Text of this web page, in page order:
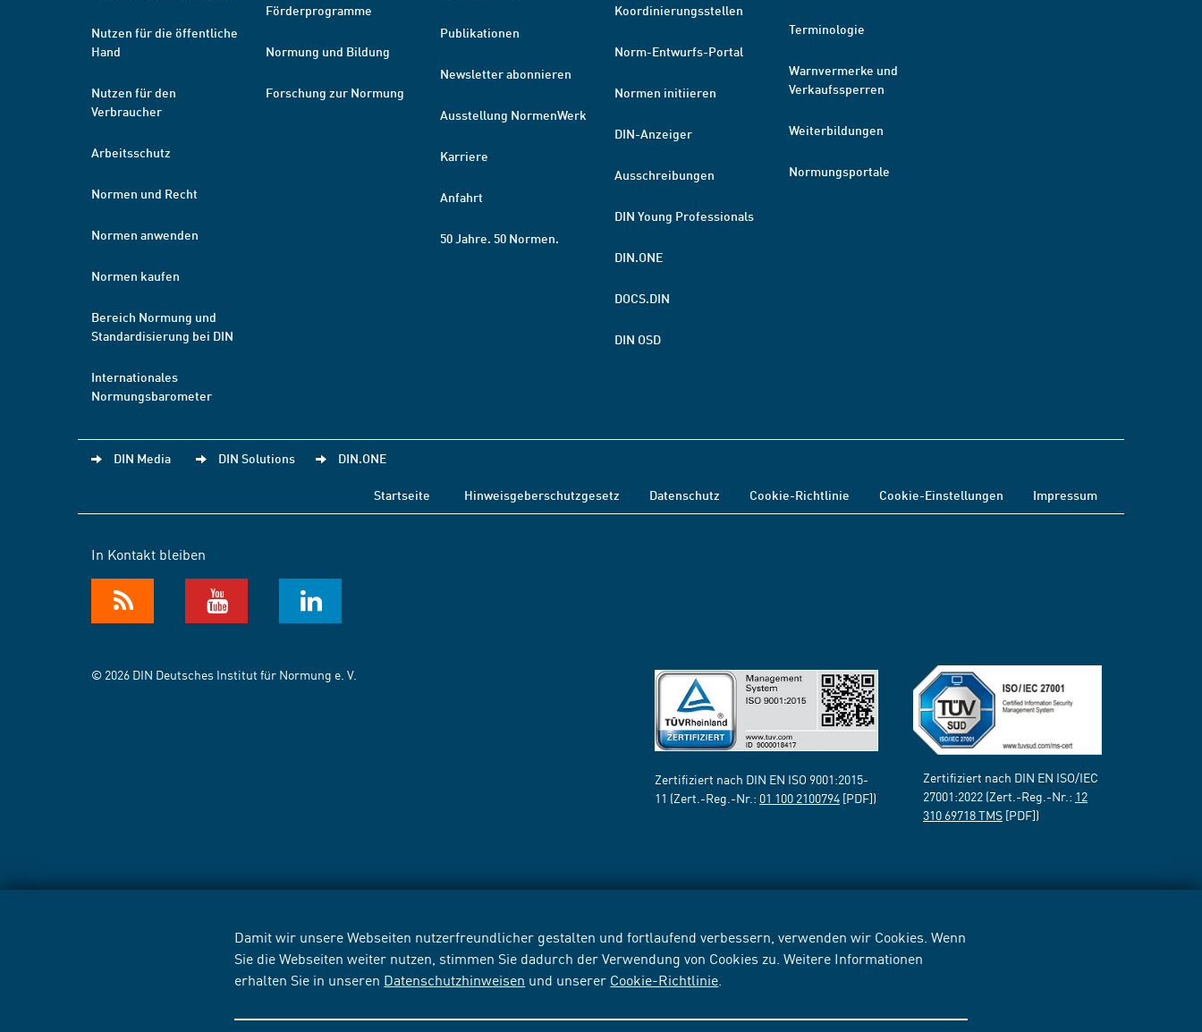
Damit wir unsere Webseiten nutzerfreundlicher gestalten und fortlaufend verbessern, verwenden wir Cookies. Wenn
Sie die Webseiten weiter nutzen, stimmen Sie dadurch der Verwendung von Cookies zu. Weitere Informationen
erhalten Sie in unseren Datenschutzhinweisen und unserer Cookie-Richtlinie
Nutzen für die öffentliche
Hand
Nutzen für den
Verbraucher
Arbeitsschutz
Normen und Recht
Normen anwenden
Normen kaufen
Bereich Normung und
Standardisierung bei DIN
Internationales
Normungsbarometer
Förderprogramme
Normung und Bildung
Forschung zur Normung
Publikationen
Newsletter abonnieren
Ausstellung NormenWerk
Karriere
Anfahrt
50 Jahre. 50 Normen.
Koordinierungsstellen
Norm-Entwurfs-Portal
Normen initiieren
DIN-Anzeiger
Ausschreibungen
DIN Young Professionals
DIN.ONE
DOCS.DIN
DIN OSD
Terminologie
Warnvermerke und
Verkaufssperren
Weiterbildungen
Normungsportale
DIN Media DIN Solutions DIN.ONE
Startseite Hinweisgeberschutzgesetz Datenschutz Cookie-Richtlinie Cookie-Einstellungen Impressum
In Kontakt bleiben
© 2026 DIN Deutsches Institut für Normung e. V.
Zertifiziert nach DIN EN ISO 9001:2015-
11 (Zert.-Reg.-Nr.: 01 100 2100794 [PDF])
Zertifiziert nach DIN EN ISO/IEC
27001:2022 (Zert.-Reg.-Nr.: 12
310 69718 TMS [PDF])